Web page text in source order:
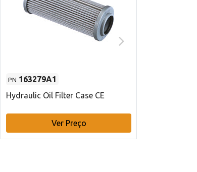
PN 163279A1
Hydraulic Oil Filter Case CE
Ver Preço